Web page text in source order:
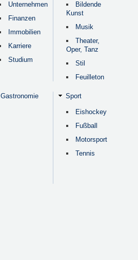
Unternehmen
Finanzen
Immobilien
Karriere
Studium
Bildende
Kunst
Musik
Theater,
Oper, Tanz
Stil
Feuilleton
Gastronomie Sport
Eishockey
Fußball
Motorsport
Tennis